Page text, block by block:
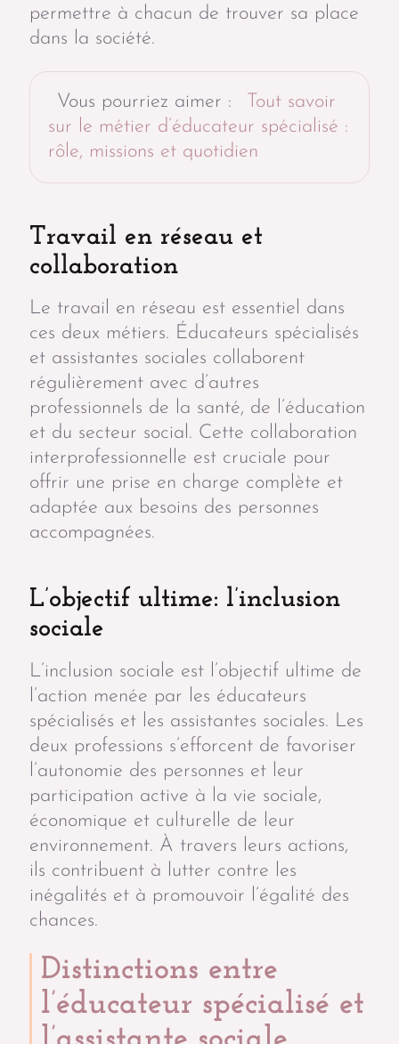
permettre à chacun de trouver sa place
dans la société.
Vous pourriez aimer :
Tout savoir
sur le métier d’éducateur spécialisé :
rôle, missions et quotidien
Travail en réseau et
collaboration
Le travail en réseau est essentiel dans
ces deux métiers. Éducateurs spécialisés
et assistantes sociales collaborent
régulièrement avec d’autres
professionnels de la santé, de l’éducation
et du secteur social. Cette collaboration
interprofessionnelle est cruciale pour
offrir une prise en charge complète et
adaptée aux besoins des personnes
accompagnées.
L’objectif ultime: l’inclusion
sociale
L’inclusion sociale est l’objectif ultime de
l’action menée par les éducateurs
spécialisés et les assistantes sociales. Les
deux professions s’efforcent de favoriser
l’autonomie des personnes et leur
participation active à la vie sociale,
économique et culturelle de leur
environnement. À travers leurs actions,
ils contribuent à lutter contre les
inégalités et à promouvoir l’égalité des
chances.
Distinctions entre
l’éducateur spécialisé et